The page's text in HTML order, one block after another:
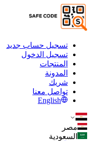
تسجيل حساب جديد
تسجيل الدخول
المنتجات
المدونة
شريك
تواصل معنا
English
مصر
السعودية